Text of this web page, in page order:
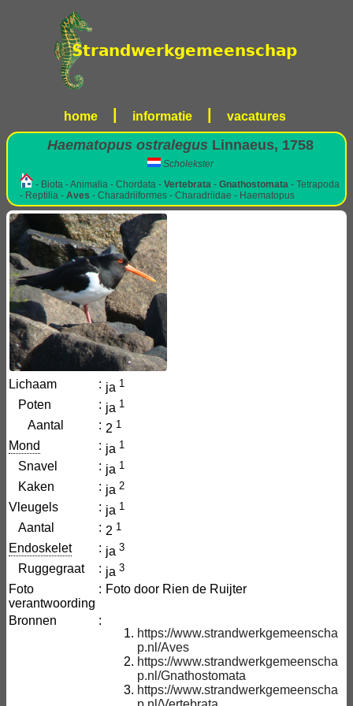
home informatie vacatures
Haematopus ostralegus Linnaeus, 1758
Scholekster
- Biota - Animalia - Chordata - Vertebrata - Gnathostomata - Tetrapoda
- Reptilia - Aves - Charadriiformes - Charadriidae - Haematopus
Lichaam : ja 1
Poten : ja 1
Aantal : 2 1
Mond : ja 1
Snavel : ja 1
Kaken : ja 2
Vleugels : ja 1
Aantal : 2 1
Endoskelet : ja 3
Ruggegraat : ja 3
Foto
verantwoording
: Foto door Rien de Ruijter
Bronnen
:
https://www.strandwerkgemeenscha
p.nl/Aves
https://www.strandwerkgemeenscha
p.nl/Gnathostomata
https://www.strandwerkgemeenscha